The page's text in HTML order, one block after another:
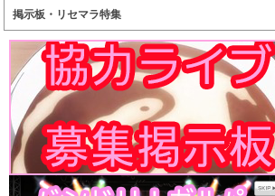
掲示板・リセマラ特集